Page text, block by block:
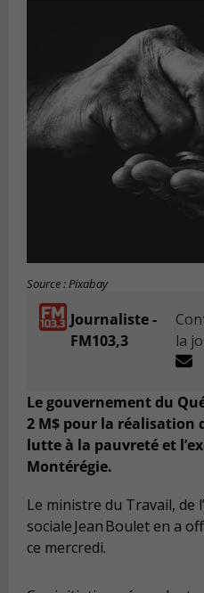
Source : Pixabay
Journaliste -
FM103,3
la
Le gouvernement du
2 M$ pour la réalisation
lutte à la pauvreté et
Montérégie.
Le ministre du Travail, de
sociale Jean Boulet en a
ce mercredi.